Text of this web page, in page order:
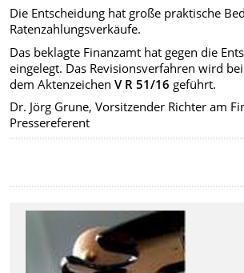
Die Entscheidung hat große praktische
Ratenzahlungsverkäufe.
Das beklagte Finanzamt hat gegen die
eingelegt. Das Revisionsverfahren wird
dem AktenzeichenV R 51/16 geführt.
Dr. Jörg Grune, Vorsitzender Richter am
Pressereferent